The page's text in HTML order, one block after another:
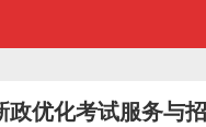
优化考试服务与